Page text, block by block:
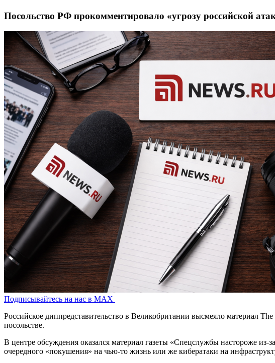
Посольство РФ прокомментировало «угрозу российской
Подписывайтесь на нас в MAX
Российское диппредставительство в Великобритании высмеяло материал
посольстве.
В центре обсуждения оказался материал газеты «Спецслужбы настороже
очередного «покушения» на чью-то жизнь или же кибератаки на